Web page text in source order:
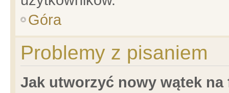
Góra
Problemy z pisaniem
Jak utworzyć nowy wątek na